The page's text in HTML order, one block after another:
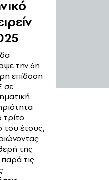
την 6η
επίδοση
σε
τρίτο
του έτους,
της
τις